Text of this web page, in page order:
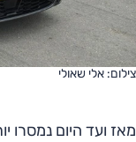
צילום: אלי שאולי